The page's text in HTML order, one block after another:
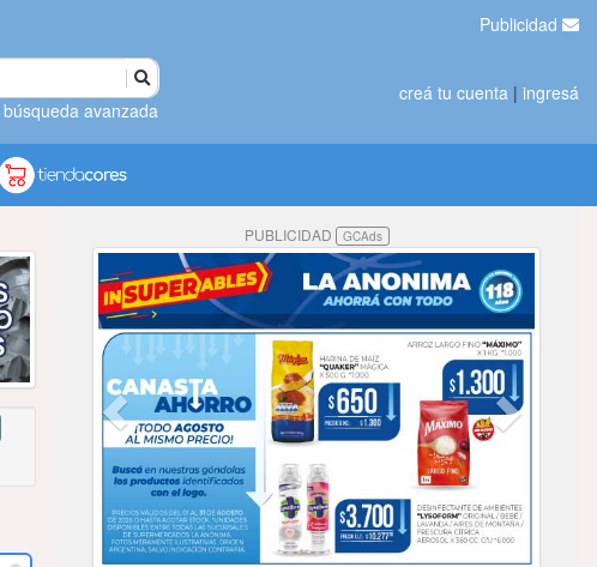
búsqueda avanzada
Publicidad
creá tu cuenta | ingresá
PUBLICIDAD GCAds